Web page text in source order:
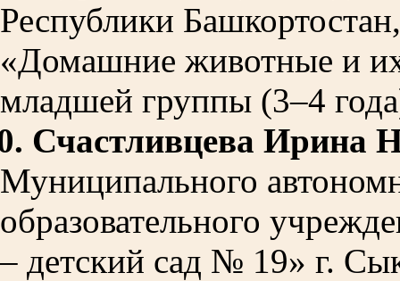
Республики
«Домашние животные и
младшей группы (3–4
Счастливцева Ирина
Муниципального
образовательного
– детский сад № 19» г.